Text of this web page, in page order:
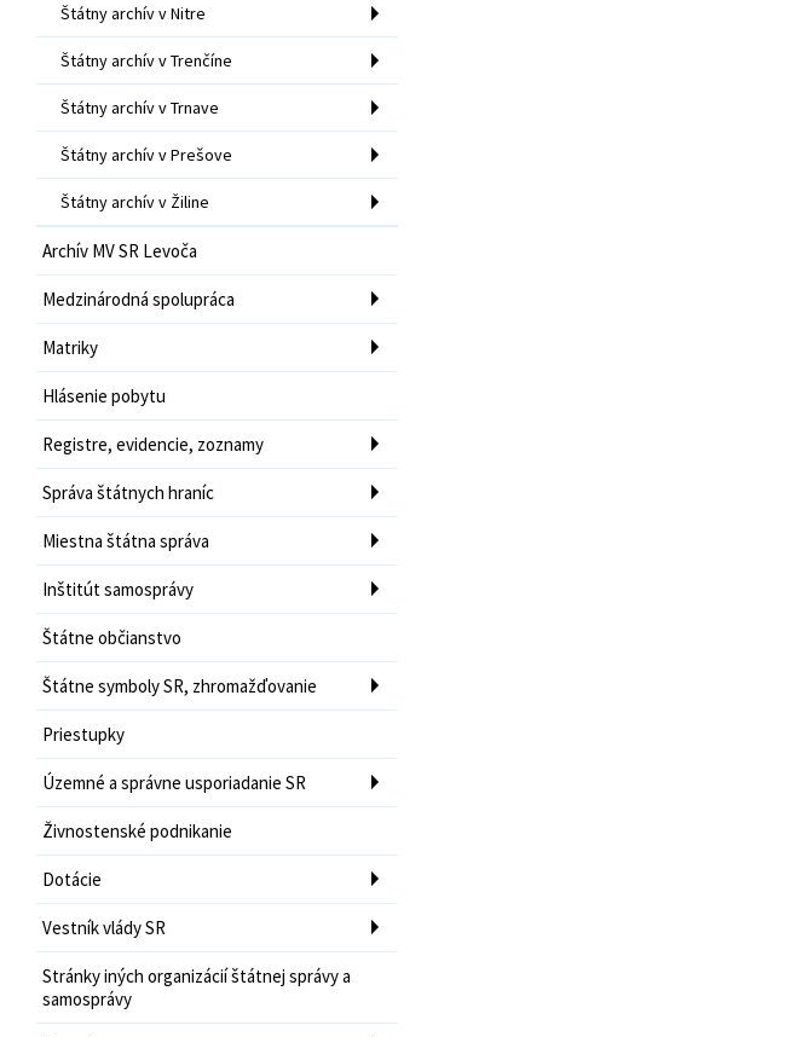
Štátny archív v Nitre
Štátny archív v Trenčíne
Štátny archív v Trnave
Štátny archív v Prešove
Štátny archív v Žiline
Archív MV SR Levoča
Medzinárodná spolupráca
Matriky
Hlásenie pobytu
Registre, evidencie, zoznamy
Správa štátnych hraníc
Miestna štátna správa
Inštitút samosprávy
Štátne občianstvo
Štátne symboly SR, zhromažďovanie
Priestupky
Územné a správne usporiadanie SR
Živnostenské podnikanie
Dotácie
Vestník vlády SR
Stránky iných organizácií štátnej správy a
samosprávy